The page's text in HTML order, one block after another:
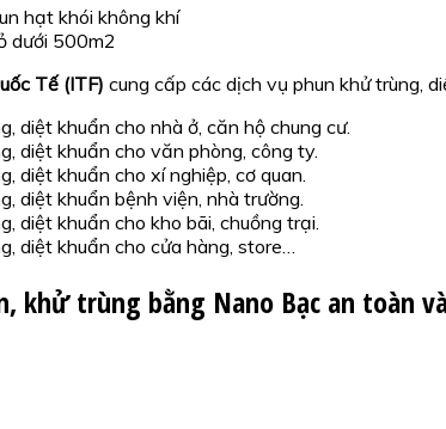
hạt khói không khí
dưới 500m2
Tế (ITF) cung cấp các dịch vụ phun khử trùng,
diệt khuẩn cho nhà ở, căn hộ chung cư.
diệt khuẩn cho văn phòng, công ty.
diệt khuẩn cho xí nghiệp, cơ quan.
diệt khuẩn bệnh viện, nhà trường.
diệt khuẩn cho kho bãi, chuồng trại.
diệt khuẩn cho cửa hàng, store…
khử trùng bằng Nano Bạc an toàn